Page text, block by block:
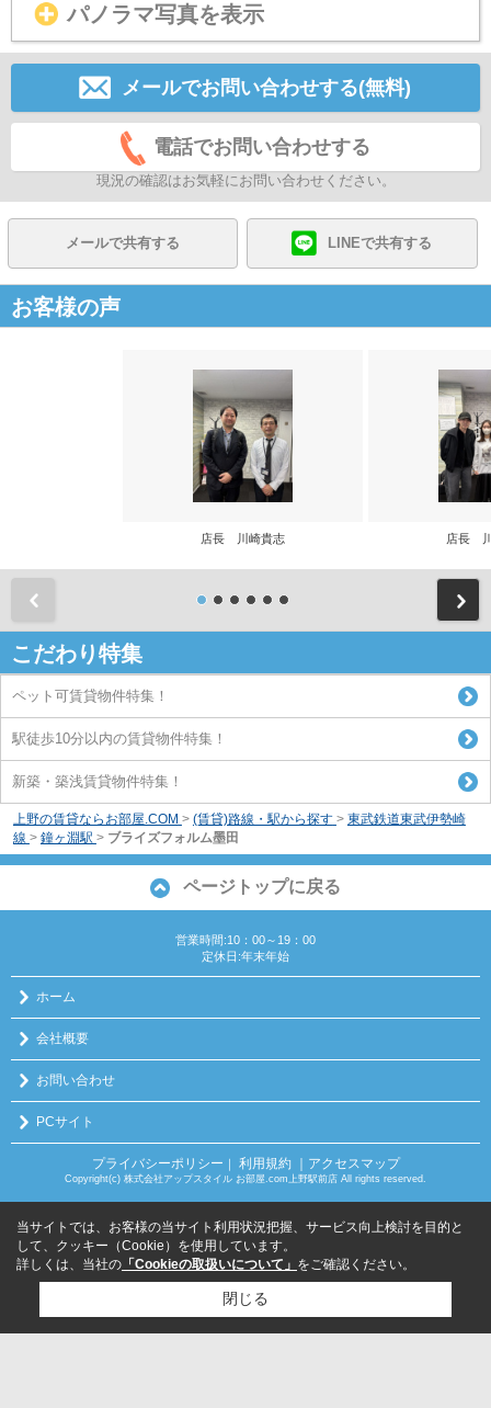
パノラマ写真を表示
メールでお問い合わせする(無料)
電話でお問い合わせする
現況の確認はお気軽にお問い合わせください。
メールで共有する LINEで共有する
お客様の声
店長 川崎貴志 店長
こだわり特集
ペット可賃貸物件特集！
駅徒歩10分以内の賃貸物件特集！
新築・築浅賃貸物件特集！
上野の賃貸ならお部屋.COM > (賃貸)路線・駅から探す > 東武鉄道東武伊勢崎
線 > 鐘ヶ淵駅 > ブライズフォルム墨田
ページトップに戻る
営業時間:10：00～19：00
定休日:年末年始
ホーム
会社概要
お問い合わせ
PCサイト
プライバシーポリシー 利用規約 ｜アクセスマップ
Copyright(c) 株式会社アップスタイル お部屋.com上野駅前店 All rights reserved.
当サイトでは、お客様の当サイト利用状況把握、サービス向上検討を目的と
して、クッキー（Cookie）を使用しています。
詳しくは、当社の 「Cookieの取扱いについて」 をご確認ください。
閉じる